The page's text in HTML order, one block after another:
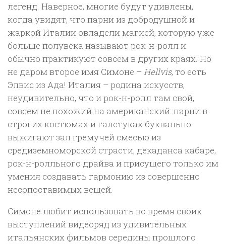
легенд. Наверное, многие будут удивлены,
когда увидят, что парни из добродушной и
жаркой Италии овладели магией, которую уже
больше полувека называют рок-н-ролл и
обычно практикуют совсем в других краях. Но
не даром второе имя Симоне – Hellvis, то есть
Элвис из Ада! Италия – родина искусств,
неудивительно, что и рок-н-ролл там свой,
совсем не похожий на американский: парни в
строгих костюмах и галстуках буквально
выжигают зал гремучей смесью из
средиземноморской страсти, декаданса кабаре,
рок-н-ролльного драйва и присущего только им
умения создавать гармонию из совершенно
несопоставимых вещей.
Симоне любит использовать во время своих
выступлений видеоряд из удивительных
итальянских фильмов середины прошлого